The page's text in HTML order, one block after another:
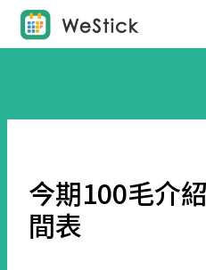
今期100毛介
間表